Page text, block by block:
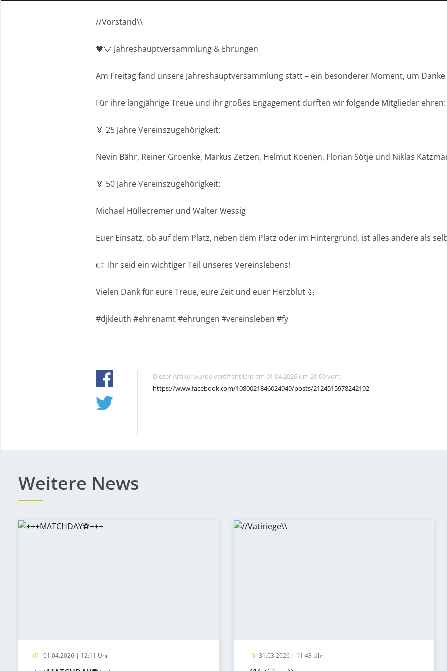
//Vorstand\\
🖤💛 Jahreshauptversammlung & Ehrungen
Am Freitag fand unsere Jahreshauptversammlung statt – ein besonderer Moment, um Danke
Für ihre langjährige Treue und ihr großes Engagement durften wir folgende Mitglieder ehren:
🏅 25 Jahre Vereinszugehörigkeit:
Nevin Bähr, Reiner Groenke, Markus Zetzen, Helmut Koenen, Florian Sötje und Niklas
🏅 50 Jahre Vereinszugehörigkeit:
Michael Hüllecremer und Walter Wessig
Euer Einsatz, ob auf dem Platz, neben dem Platz oder im Hintergrund, ist alles andere als
👉 Ihr seid ein wichtiger Teil unseres Vereinslebens!
Vielen Dank für eure Treue, eure Zeit und euer Herzblut 💪
#djkleuth #ehrenamt #ehrungen #vereinsleben #fy
Dieser Artikel wurde veröffentlicht am 01.04.2026 um 20:00 von:
https://www.facebook.com/1080021846024949/posts/2124515978242192
Weitere News
01.04.2026 | 12:11 Uhr 31.03.2026 | 11:48 Uhr